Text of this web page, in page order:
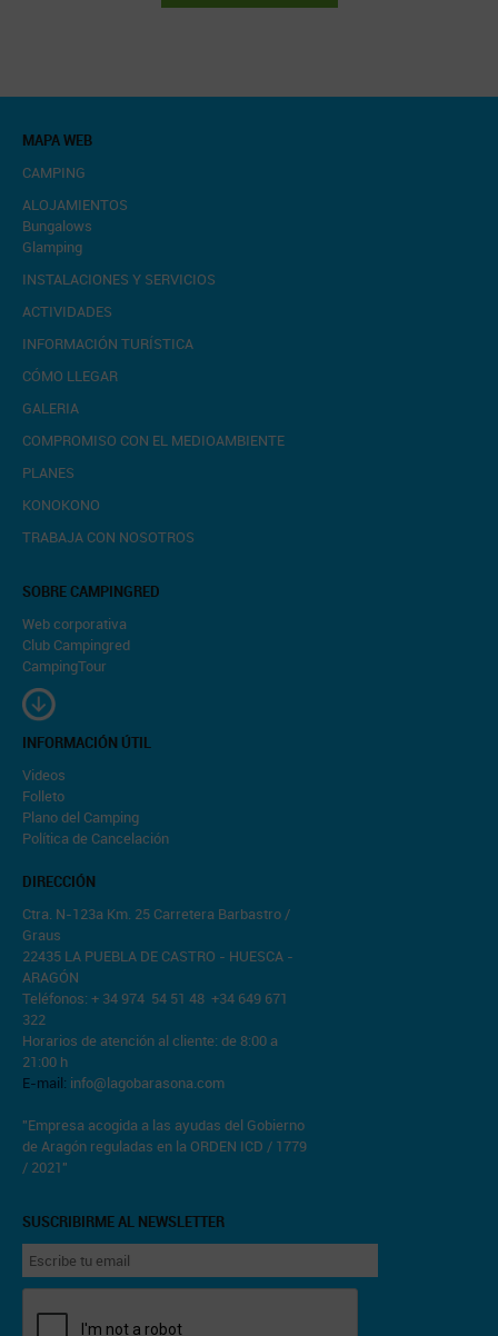
MAPA WEB
CAMPING
ALOJAMIENTOS
Bungalows
Glamping
INSTALACIONES Y SERVICIOS
ACTIVIDADES
INFORMACIÓN TURÍSTICA
CÓMO LLEGAR
GALERIA
COMPROMISO CON EL MEDIOAMBIENTE
PLANES
KONOKONO
TRABAJA CON NOSOTROS
SOBRE CAMPINGRED
Web corporativa
Club Campingred
CampingTour
INFORMACIÓN ÚTIL
Videos
Folleto
Plano del Camping
Política de Cancelación
DIRECCIÓN
Ctra. N-123a Km. 25 Carretera Barbastro /
Graus
22435 LA PUEBLA DE CASTRO - HUESCA -
ARAGÓN
Teléfonos: + 34 974 54 51 48 +34 649 671
322
Horarios de atención al cliente: de 8:00 a
21:00 h
E-mail: info@lagobarasona.com
"Empresa acogida a las ayudas del Gobierno
de Aragón reguladas en la ORDEN ICD / 1779
/ 2021"
SUSCRIBIRME AL NEWSLETTER